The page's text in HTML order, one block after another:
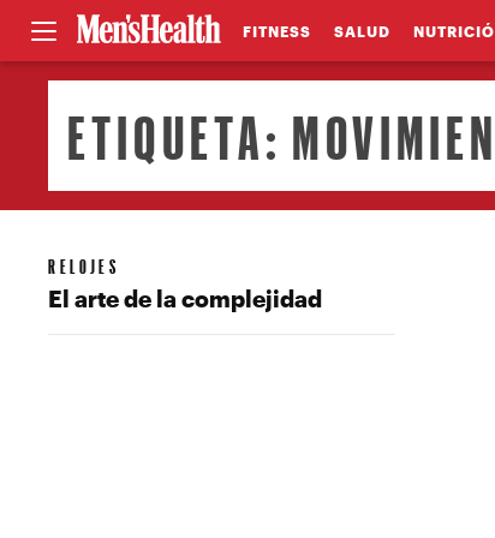
FITNESS SALUD
ETIQUETA:
RELOJES
El arte de la complejidad